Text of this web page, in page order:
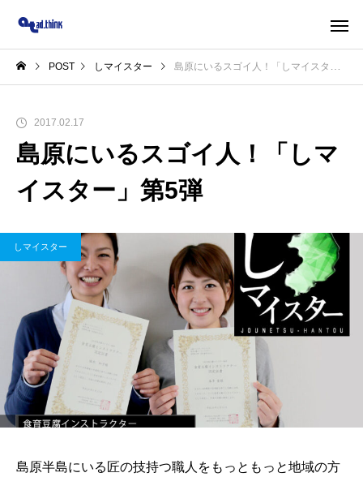
POST しマイスター 島原にいるスゴイ人！「しマイスター」第5弾
2017.02.17
島原にいるスゴイ人！「しマ
イスター」第5弾
しマイスター
島原半島にいる匠の技持つ職人をもっともっと地域の方